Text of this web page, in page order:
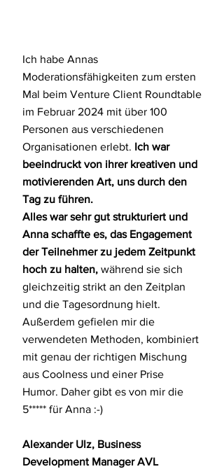
Ich habe Annas
Moderationsfähigkeiten zum ersten
Mal beim Venture Client Roundtable
im Februar 2024 mit über 100
Personen aus verschiedenen
Organisationen erlebt. Ich war
beeindruckt von ihrer kreativen und
motivierenden Art, uns durch den
Tag zu führen.
Alles war sehr gut strukturiert und
Anna schaffte es, das Engagement
der Teilnehmer zu jedem Zeitpunkt
hoch zu halten, während sie sich
gleichzeitig strikt an den Zeitplan
und die Tagesordnung hielt.
Außerdem gefielen mir die
verwendeten Methoden, kombiniert
mit genau der richtigen Mischung
aus Coolness und einer Prise
Humor. Daher gibt es von mir die
5***** für Anna :-)
Alexander Ulz, Business
Development ManagerAVL